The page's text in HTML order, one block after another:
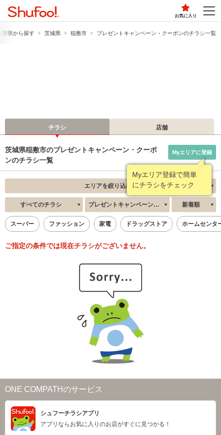
お気に入り
府県から探す 茨城県 稲敷市 プレゼントキャンペーン・クーポンのチラシ一覧
チラシ 店舗
茨城県稲敷市のプレゼントキャンペーン・クーポ
ンのチラシ一覧
Myエリア登録で簡単
にチラシをチェック
Myエリアに登録
エリアを絞り込む
すべてのチラシ プレゼントキャンペーン・クーポン 新着順
スーパー ファッション 家電 ドラッグストア ホームセンタ
ご指定の条件では現在チラシがございません。
ONE COMPATHのサービス
シュフーチラシアプリ
アプリならお気に入りのお店がすぐに見つかる！